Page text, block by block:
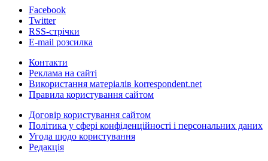
Facebook
Twitter
RSS-стрічки
E-mail розсилка
Контакти
Реклама на сайті
Використання матеріалів korrespondent.net
Правила користування сайтом
Договір користування сайтом
Політика у сфері конфіденційності і персональних даних
Угода щодо користування
Редакція